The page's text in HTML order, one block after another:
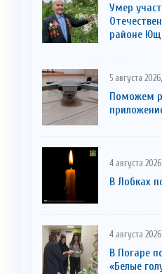
Умер
районе
5 августа 2026,
Поможем
4 августа
В Лобках
4 августа 2026,
В Погаре
«Белые